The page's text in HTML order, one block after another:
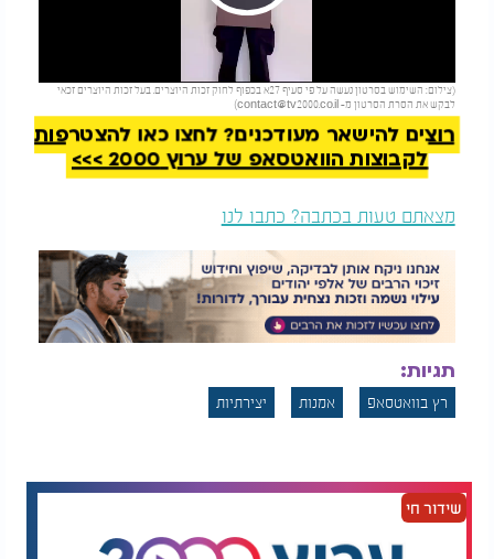
Play
Video
(צילום: השימוש בסרטון נעשה על פי סעיף 27א בכפוף לחוק זכות היוצרים. בעל זכות היוצרים זכאי
לבקש את הסרת הסרטון מ- contact@tv2000.co.il
)
להמשך קריאה
רוצים להישאר מעודכנים? לחצו כאן להצטרפות
לקבוצות הוואטסאפ של ערוץ 2000 >>>
מצאתם טעות בכתבה? כתבו לנו
תגיות:
רץ בוואטסאפ אמנות יצירתיות
שידור חי